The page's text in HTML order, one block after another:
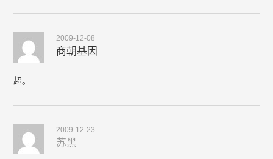
2009-12-08
商朝基因
超。
2009-12-23
苏黑